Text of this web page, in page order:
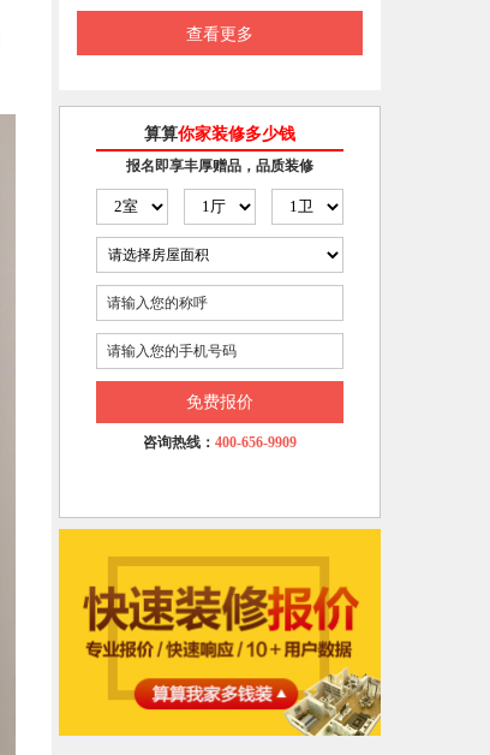
查看更多
算算你家装修多少钱
报名即享丰厚赠品，品质装修
免费报价
咨询热线： 400-656-9909